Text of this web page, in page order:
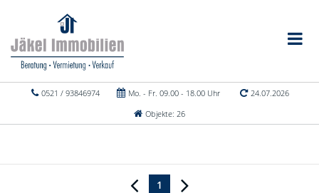
0521 / 93846974 Mo. - Fr. 09.00 - 18.00 Uhr
24.07.2026
Objekte: 26
1